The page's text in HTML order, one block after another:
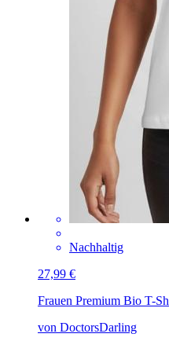
Nachhaltig
27,99 €
Frauen Premium Bio T-
von DoctorsDarling